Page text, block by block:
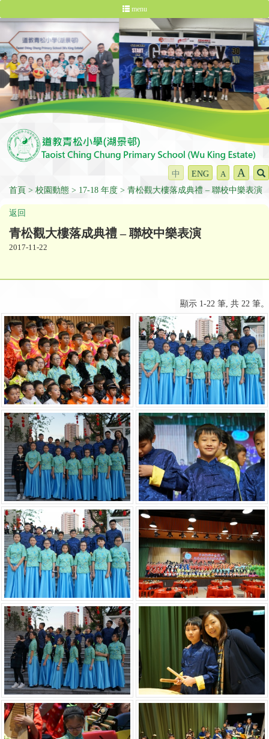
menu
中 ENG A A
首頁 校園動態 17-18 年度 青松觀大樓落成典禮 – 聯校中樂表演
返回
青松觀大樓落成典禮 – 聯校中樂表演
2017-11-22
顯示 1-22 筆, 共 22 筆。